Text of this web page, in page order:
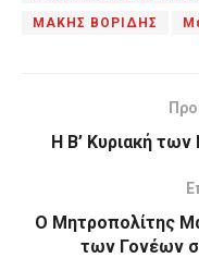
ΜΑΚΗΣ ΒΟΡΙΔΗΣ
Η Β’ Κυριακή
O Μητροπολίτης
των Γονέων